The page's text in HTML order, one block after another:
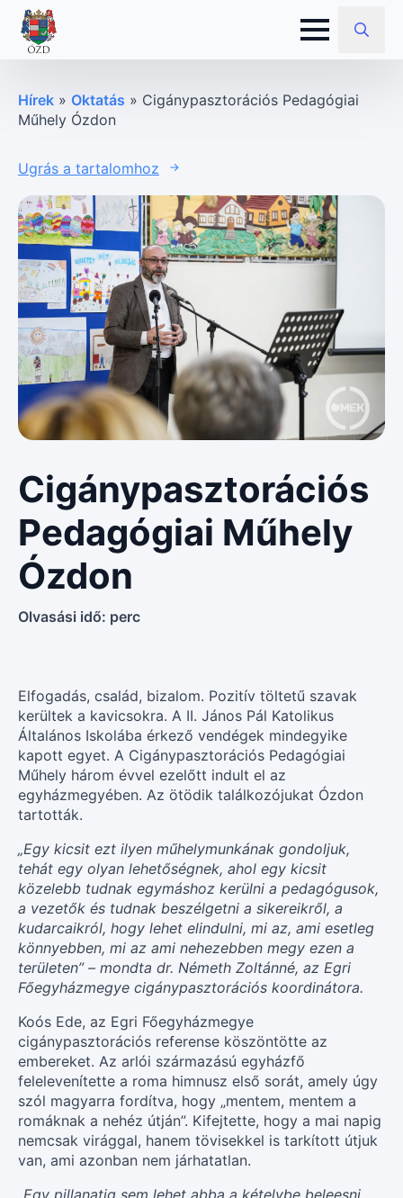
Search
Hírek » Oktatás » Cigánypasztorációs Pedagógiai
Műhely Ózdon
Ugrás a tartalomhoz
Cigánypasztorációs
Pedagógiai Műhely
Ózdon
Olvasási idő: perc
Elfogadás, család, bizalom. Pozitív töltetű szavak
kerültek a kavicsokra. A II. János Pál Katolikus
Általános Iskolába érkező vendégek mindegyike
kapott egyet. A Cigánypasztorációs Pedagógiai
Műhely három évvel ezelőtt indult el az
egyházmegyében. Az ötödik találkozójukat Ózdon
tartották.
„Egy kicsit ezt ilyen műhelymunkának gondoljuk,
tehát egy olyan lehetőségnek, ahol egy kicsit
közelebb tudnak egymáshoz kerülni a pedagógusok,
a vezetők és tudnak beszélgetni a sikereikről, a
kudarcaikról, hogy lehet elindulni, mi az, ami esetleg
könnyebben, mi az ami nehezebben megy ezen a
területen” – mondta dr. Németh Zoltánné, az Egri
Főegyházmegye cigánypasztorációs koordinátora.
Koós Ede, az Egri Főegyházmegye
cigánypasztorációs referense köszöntötte az
embereket. Az arlói származású egyházfő
felelevenítette a roma himnusz első sorát, amely úgy
szól magyarra fordítva, hogy „mentem, mentem a
romáknak a nehéz útján”. Kifejtette, hogy a mai napig
nemcsak virággal, hanem tövisekkel is tarkított útjuk
van, ami azonban nem járhatatlan.
„Egy pillanatig sem lehet abba a kételybe beleesni,